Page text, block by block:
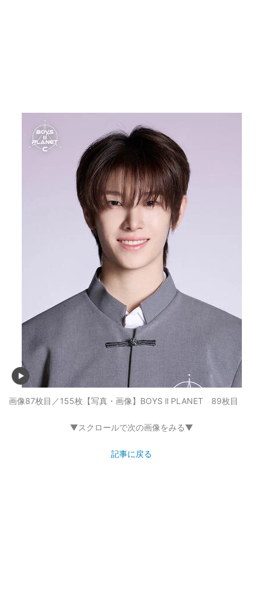
画像87枚目／155枚 【写真・画像】BOYS ll PLANET 89枚目
▼スクロールで次の画像をみる▼
記事に戻る